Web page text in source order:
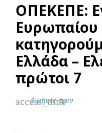
ΟΠΕΚΕΠΕ:
Ευρωπαίου
Ελλάδα –
πρώτοι 7
access_time
2 μήνες πριν